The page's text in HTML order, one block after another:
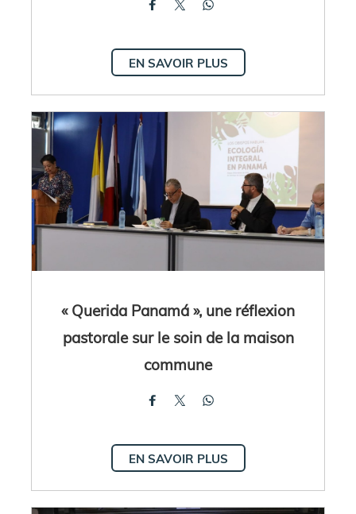
EN SAVOIR PLUS
« Querida Panamá », une réflexion
pastorale sur le soin de la maison
commune
EN SAVOIR PLUS